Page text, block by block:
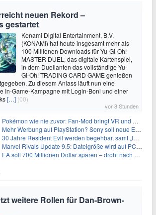
neuen Rekord –
gestartet
Konami Digital Entertainment, B.V.
(KONAMI) hat heute insgesamt mehr als
100 Millionen Downloads für Yu-Gi-Oh!
MASTER DUEL, das digitale Kartenspiel,
in dem Duellanten das vollständige Yu-
Gi-Oh! TRADING CARD GAME genießen
Zu diesem Anlass läuft nun eine
In-Game-Kampagne mit Login-Boni und einer
[…] (00)
vor 8 Stunden
Pokémon wie nie zuvor: Fan-Mod bringt VR und Ego-Perspektive nach Kanto
Mehr Werbung auf PlayStation? Sony soll neue Einnahmequellen prüfen
30 Jahre Resident Evil werden begehbar, samt „lebensgroßem Leon“
Marvel Rivals Update 9.5: Dateigröße wird auf PC und Konsolen deutlich reduziert
EA soll 700 Millionen Dollar sparen – droht nach der Übernahme die nächste Entlassungswelle?
weitere Rollen für Dan-Brown-